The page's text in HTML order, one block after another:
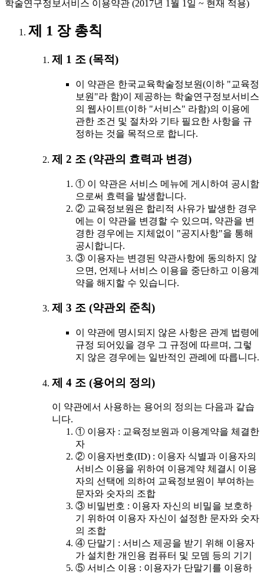
학술연구정보서비스 이용약관 (2017년 1월 1일 ~ 현재 적용)
제 1 장 총칙
제 1 조 (목적)
이 약관은 한국교육학술정보원(이하 "교육정
보원"라 함)이 제공하는 학술연구정보서비스
의 웹사이트(이하 "서비스" 라함)의 이용에
관한 조건 및 절차와 기타 필요한 사항을 규
정하는 것을 목적으로 합니다.
제 2 조 (약관의 효력과 변경)
① 이 약관은 서비스 메뉴에 게시하여 공시함
으로써 효력을 발생합니다.
② 교육정보원은 합리적 사유가 발생한 경우
에는 이 약관을 변경할 수 있으며, 약관을 변
경한 경우에는 지체없이 "공지사항"을 통해
공시합니다.
③ 이용자는 변경된 약관사항에 동의하지 않
으면, 언제나 서비스 이용을 중단하고 이용계
약을 해지할 수 있습니다.
제 3 조 (약관외 준칙)
이 약관에 명시되지 않은 사항은 관계 법령에
규정 되어있을 경우 그 규정에 따르며, 그렇
지 않은 경우에는 일반적인 관례에 따릅니다.
제 4 조 (용어의 정의)
이 약관에서 사용하는 용어의 정의는 다음과 같습
니다.
① 이용자 : 교육정보원과 이용계약을 체결한
자
② 이용자번호(ID) : 이용자 식별과 이용자의
서비스 이용을 위하여 이용계약 체결시 이용
자의 선택에 의하여 교육정보원이 부여하는
문자와 숫자의 조합
③ 비밀번호 : 이용자 자신의 비밀을 보호하
기 위하여 이용자 자신이 설정한 문자와 숫자
의 조합
④ 단말기 : 서비스 제공을 받기 위해 이용자
가 설치한 개인용 컴퓨터 및 모뎀 등의 기기
⑤ 서비스 이용 : 이용자가 단말기를 이용하